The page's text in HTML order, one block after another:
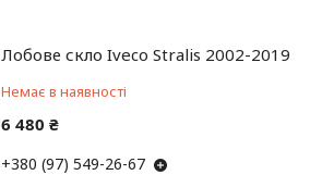
Лобове скло Iveco Stralis 2002-2019
Немає в наявності
6 480 ₴
+380 (97) 549-26-67